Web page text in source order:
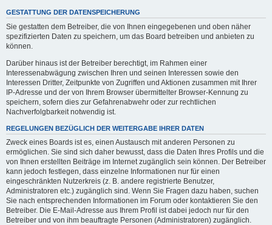
GESTATTUNG DER DATENSPEICHERUNG
Sie gestatten dem Betreiber, die von Ihnen eingegebenen und oben näher
spezifizierten Daten zu speichern, um das Board betreiben und anbieten zu
können.
Darüber hinaus ist der Betreiber berechtigt, im Rahmen einer
Interessenabwägung zwischen Ihren und seinen Interessen sowie den
Interessen Dritter, Zeitpunkte von Zugriffen und Aktionen zusammen mit Ihrer
IP-Adresse und der von Ihrem Browser übermittelter Browser-Kennung zu
speichern, sofern dies zur Gefahrenabwehr oder zur rechtlichen
Nachverfolgbarkeit notwendig ist.
REGELUNGEN BEZÜGLICH DER WEITERGABE IHRER DATEN
Zweck eines Boards ist es, einen Austausch mit anderen Personen zu
ermöglichen. Sie sind sich daher bewusst, dass die Daten Ihres Profils und die
von Ihnen erstellten Beiträge im Internet zugänglich sein können. Der Betreiber
kann jedoch festlegen, dass einzelne Informationen nur für einen
eingeschränkten Nutzerkreis (z. B. andere registrierte Benutzer,
Administratoren etc.) zugänglich sind. Wenn Sie Fragen dazu haben, suchen
Sie nach entsprechenden Informationen im Forum oder kontaktieren Sie den
Betreiber. Die E-Mail-Adresse aus Ihrem Profil ist dabei jedoch nur für den
Betreiber und von ihm beauftragte Personen (Administratoren) zugänglich.